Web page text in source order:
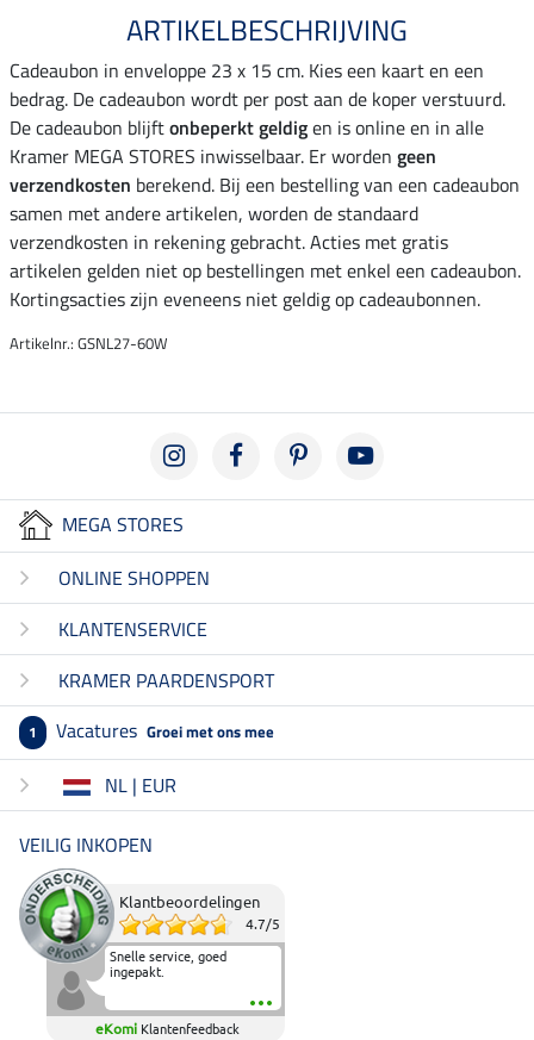
ARTIKELBESCHRIJVING
Cadeaubon in enveloppe 23 x 15 cm. Kies een kaart en een
bedrag. De cadeaubon wordt per post aan de koper verstuurd.
De cadeaubon blijftonbeperkt geldigen is online en in alle
Kramer MEGA STORES inwisselbaar. Er worden geen
verzendkosten berekend. Bij een bestelling van een cadeaubon
samen met andere artikelen, worden de standaard
verzendkosten in rekening gebracht. Acties met gratis
artikelen gelden niet op bestellingen met enkel een cadeaubon.
Kortingsacties zijn eveneens niet geldig op cadeaubonnen.
Artikelnr.: GSNL27-60W
MEGA STORES
ONLINE SHOPPEN
KLANTENSERVICE
KRAMER PAARDENSPORT
1 Vacatures Groei met ons mee
NL | EUR
VEILIG INKOPEN
Klantbeoordelingen
4.7/5
Snelle service, goed
ingepakt.
eKomi Klantenfeedback